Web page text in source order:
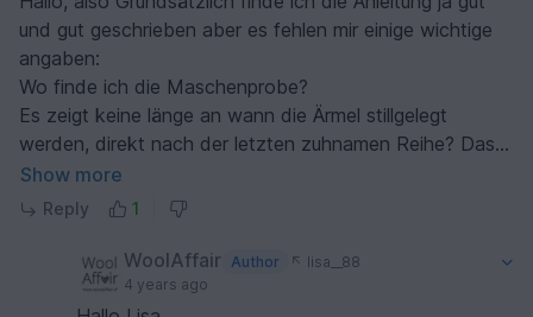
und gut geschrieben aber es fehlen mir einige wichtige
angaben:
Wo finde ich die Maschenprobe?
Es zeigt keine länge an wann die Ärmel stillgelegt
werden, direkt nach der letzten zuhnamen Reihe? Das
kann aber je nach dem kürzer oder länger werden ohne
Maschenprobe angabe? Und die genaue anzahl wie oft
angegeben ist und man nicht selber ausrechnen muss.
Show more
Reply 1
WoolAffair Author
lisa__88
4 years ago